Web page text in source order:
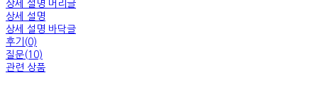
상세 설명 머리글
상세 설명
상세 설명 바닥글
후기(0)
질문(10)
관련 상품